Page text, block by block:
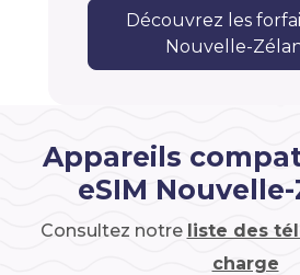
Découvrez les
Nouvelle-
Appareils
eSIM
Consultez notre liste des
charge